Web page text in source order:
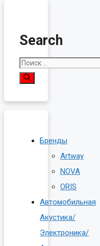
Search
Поиск:
Бренды
Artway
NOVA
ORIS
Автомобильная
Акустика/
Электроника/